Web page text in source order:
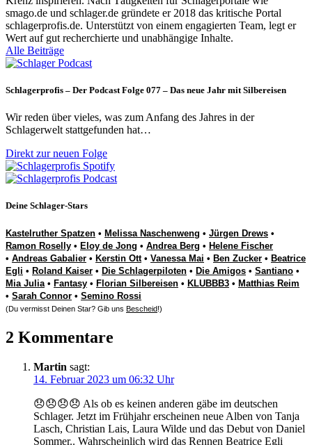
smago.de und schlager.de gründete er 2018 das kritische Portal
schlagerprofis.de. Unterstützt von einem engagierten Team, legt er
Wert auf gut recherchierte und unabhängige Inhalte.
Alle Beiträge
Schlagerprofis – Der Podcast Folge 077 – Das neue Jahr mit Silbereisen
Wir reden über vieles, was zum Anfang des Jahres in der
Schlagerwelt stattgefunden hat…
Direkt zur neuen Folge
Deine Schlager-Stars
Kastelruther Spatzen • Melissa Naschenweng • Jürgen Drews •
Ramon Roselly • Eloy de Jong • Andrea Berg • Helene Fischer
• Andreas Gabalier • Kerstin Ott• Vanessa Mai • Ben Zucker • Beatrice
Egli • Roland Kaiser • Die Schlagerpiloten • Die Amigos • Santiano •
Mia Julia• Fantasy • Florian Silbereisen • KLUBBB3 • Matthias Reim
• Sarah Connor • Semino Rossi
(Du vermisst Deinen Star? Gib uns Bescheid!)
2 Kommentare
Martin sagt:
14. Februar 2023 um 06:32 Uhr
😞😞😞😞 Als ob es keinen anderen gäbe im deutschen
Schlager. Jetzt im Frühjahr erscheinen neue Alben von Tanja
Lasch, Christian Lais, Laura Wilde und das Debut von Daniel
Sommer.. Wahrscheinlich wird das Rennen Beatrice Egli